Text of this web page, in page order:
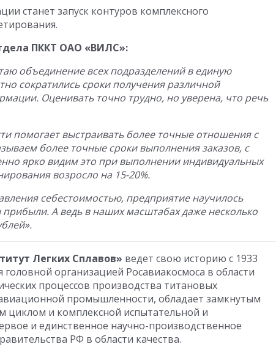
станет запуск контуров комплексного
ПККТ ОАО «ВИЛС»:
объединение всех подразделений в единую
сократились сроки получения различной
Оценивать точно трудно, но уверена, что речь
помогает выстраивать более точные отношения с
более точные сроки выполнения заказов, с
ярко видим это при выполнении индивидуальных
возросло на 15-20%.
себестоимостью, предприятие научилось
А ведь в наших масштабах даже несколько
Легких Сплавов» ведет свою историю с 1933
головной организацией Росавиакосмоса в области
процессов производства титановых
промышленности, обладает замкнутым
циклом и комплексной испытательной и
и единственное научно-производственное
РФ в области качества.